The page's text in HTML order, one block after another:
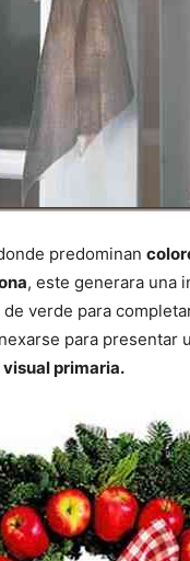
predominan
, este generara una
verde para
para presentar
primaria.